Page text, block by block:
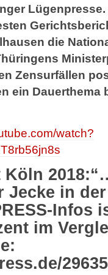
die
Zensurfällen
ein Dauerthema
watch?
Köln
Jecke in
Infos
im